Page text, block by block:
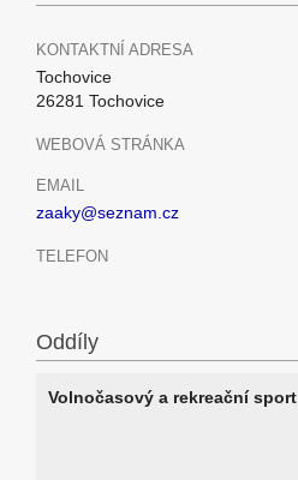
KONTAKTNÍ ADRESA
Tochovice
26281 Tochovice
WEBOVÁ STRÁNKA
EMAIL
zaaky@seznam.cz
TELEFON
Oddíly
Volnočasový a rekreační sport